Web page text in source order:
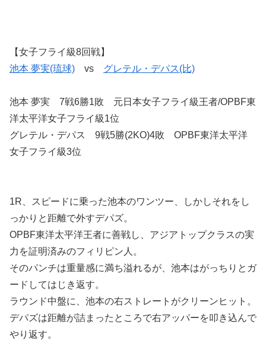
【女子フライ級8回戦】
池本 夢実(琉球) vs グレテル・デパス(比)
池本 夢実 7戦6勝1敗 元日本女子フライ級王者/OPBF東
洋太平洋女子フライ級1位
グレテル・デパス 9戦5勝(2KO)4敗 OPBF東洋太平洋
女子フライ級3位
1R、スピードに乗った池本のワンツー、しかしそれをし
っかりと距離で外すデパズ。
OPBF東洋太平洋王者に善戦し、アジアトップクラスの実
力を証明済みのフィリピン人。
そのパンチは重量感に満ち溢れるが、池本はがっちりとガ
ードしてはじき返す。
ラウンド中盤に、池本の右ストレートがクリーンヒット。
デパズは距離が詰まったところで右アッパーを叩き込んで
やり返す。